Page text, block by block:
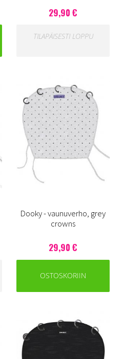
29,90 €
TILAPÄISESTI LOPPU
Dooky - vaunuverho, grey
crowns
29,90 €
OSTOSKORIIN